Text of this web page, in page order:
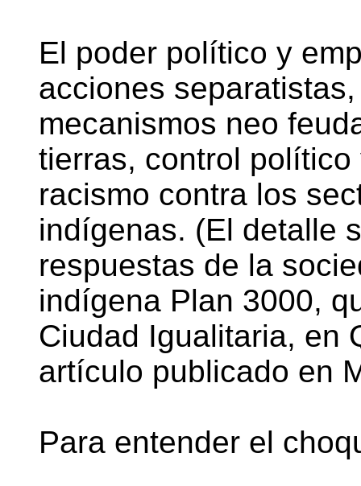
El poder político y
acciones
mecanismos neo
tierras, control
racismo contra los
indígenas. (El detalle
respuestas de la
indígena Plan 3000,
Ciudad Igualitaria, en
artículo publicado en
Para entender el